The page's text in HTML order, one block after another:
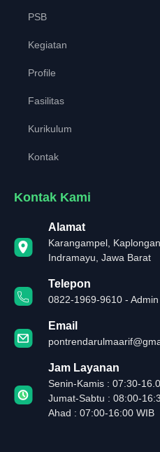
PSB
Kegiatan
Profile
Fasilitas
Kurikulum
Kontak
Kontak Kami
Alamat
Karangampel,
Indramayu, Jawa Barat
Telepon
0822-1969-9610 - Admin
Email
Jam Layanan
Senin-Kamis : 07:30-
Jumat-Sabtu : 08:00-
Ahad : 07:00-16:00 WIB